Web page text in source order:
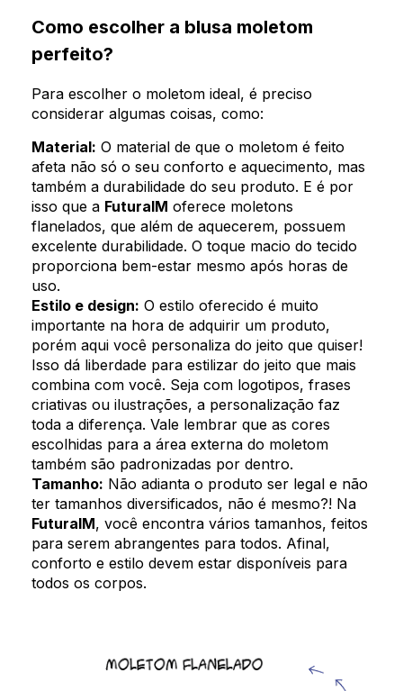
Como escolher a blusa moletom
perfeito?
Para escolher o moletom ideal, é preciso
considerar algumas coisas, como:
Material: O material de que o moletom é feito
afeta não só o seu conforto e aquecimento, mas
também a durabilidade do seu produto. E é por
isso que a FuturaIM oferece moletons
flanelados, que além de aquecerem, possuem
excelente durabilidade. O toque macio do tecido
proporciona bem-estar mesmo após horas de
uso.
Estilo e design: O estilo oferecido é muito
importante na hora de adquirir um produto,
porém aqui você personaliza do jeito que quiser!
Isso dá liberdade para estilizar do jeito que mais
combina com você. Seja com logotipos, frases
criativas ou ilustrações, a personalização faz
toda a diferença. Vale lembrar que as cores
escolhidas para a área externa do moletom
também são padronizadas por dentro.
Tamanho: Não adianta o produto ser legal e não
ter tamanhos diversificados, não é mesmo?! Na
FuturaIM, você encontra vários tamanhos, feitos
para serem abrangentes para todos. Afinal,
conforto e estilo devem estar disponíveis para
todos os corpos.